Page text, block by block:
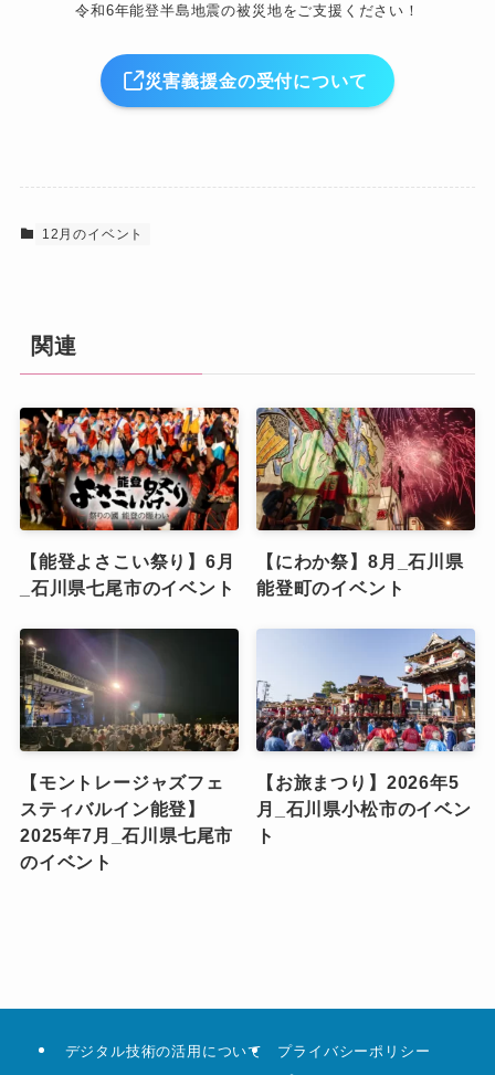
令和6年能登半島地震の被災地をご支援ください！
災害義援金の受付について
12月のイベント
関連
【能登よさこい祭り】6月
_石川県七尾市のイベント
【にわか祭】8月_石川県
能登町のイベント
【モントレージャズフェ
スティバルイン能登】
2025年7月_石川県七尾市
のイベント
【お旅まつり】2026年5
月_石川県小松市のイベン
ト
デジタル技術の活用について
プライバシーポリシー